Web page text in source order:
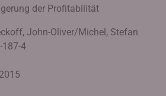
der Profitabilität
John-Oliver/Michel, Stefan
187-4